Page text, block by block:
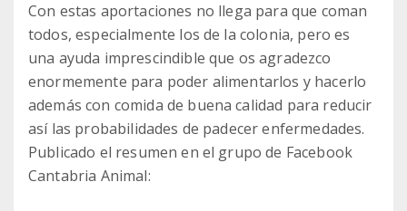
Con estas aportaciones no llega para que coman
todos, especialmente los de la colonia, pero es
una ayuda imprescindible que os agradezco
enormemente para poder alimentarlos y hacerlo
además con comida de buena calidad para reducir
así las probabilidades de padecer enfermedades.
Publicado el resumen en el grupo de Facebook
Cantabria Animal: